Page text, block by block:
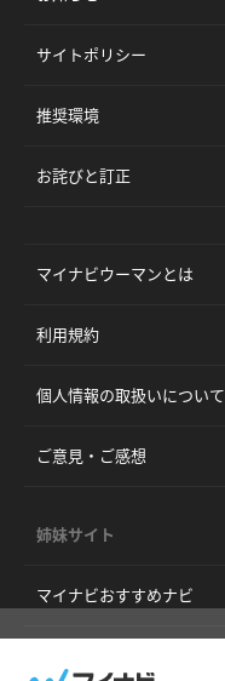
サイトポリシー
推奨環境
お詫びと訂正
マイナビウーマンとは
利用規約
個人情報の取扱いについて
ご意見・ご感想
姉妹サイト
マイナビおすすめナビ